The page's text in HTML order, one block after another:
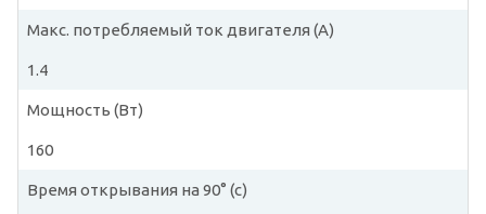
Макс. потребляемый ток двигателя (A)
1.4
Мощность (Вт)
160
Время открывания на 90° (с)